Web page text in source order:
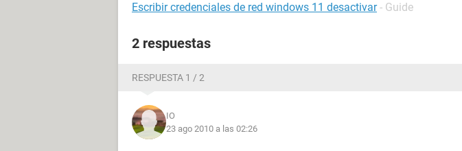
Escribir credenciales de red windows 11 desactivar - Guide
2 respuestas
RESPUESTA 1 / 2
IO
23 ago 2010 a las 02:26